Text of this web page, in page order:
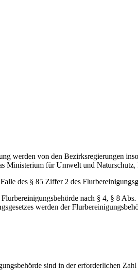
werden von den Bezirksregierungen
Ministerium für Umwelt und
des § 85 Ziffer 2 des
nach § 4, § 8
werden der
sind in der erforderlichen